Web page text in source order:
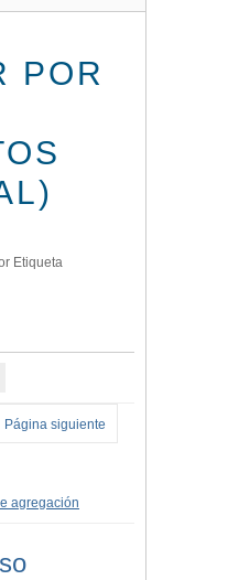
POR
Etiqueta
Página siguiente
agregación